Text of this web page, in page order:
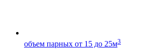
объем парных от 15 до 25м3